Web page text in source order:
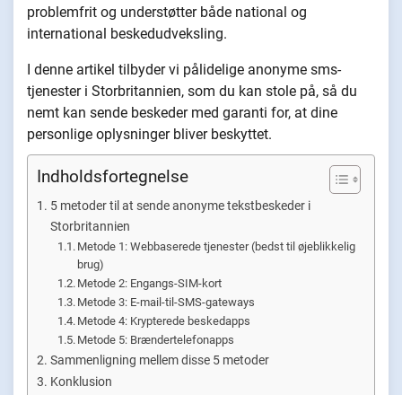
problemfrit og understøtter både national og
international beskedudveksling.
I denne artikel tilbyder vi pålidelige anonyme sms-
tjenester i Storbritannien, som du kan stole på, så du
nemt kan sende beskeder med garanti for, at dine
personlige oplysninger bliver beskyttet.
Indholdsfortegnelse
5 metoder til at sende anonyme tekstbeskeder i
Storbritannien
Metode 1: Webbaserede tjenester (bedst til øjeblikkelig
brug)
Metode 2: Engangs-SIM-kort
Metode 3: E-mail-til-SMS-gateways
Metode 4: Krypterede beskedapps
Metode 5: Brændertelefonapps
Sammenligning mellem disse 5 metoder
Konklusion